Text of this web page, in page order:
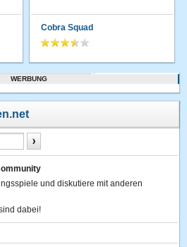
Cobra Squad
WERBUNG
und diskutiere mit anderen
dabei!